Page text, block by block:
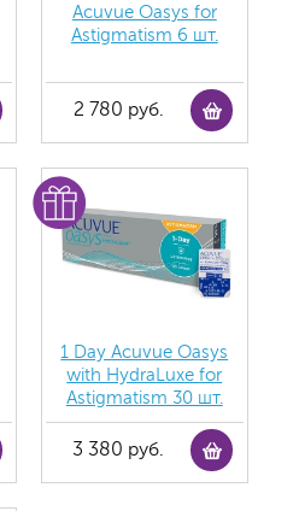
Acuvue Oasys for
Astigmatism 6 шт.
2 780 руб.
1 Day Acuvue Oasys
with HydraLuxe for
Аstigmatism 30 шт.
3 380 руб.